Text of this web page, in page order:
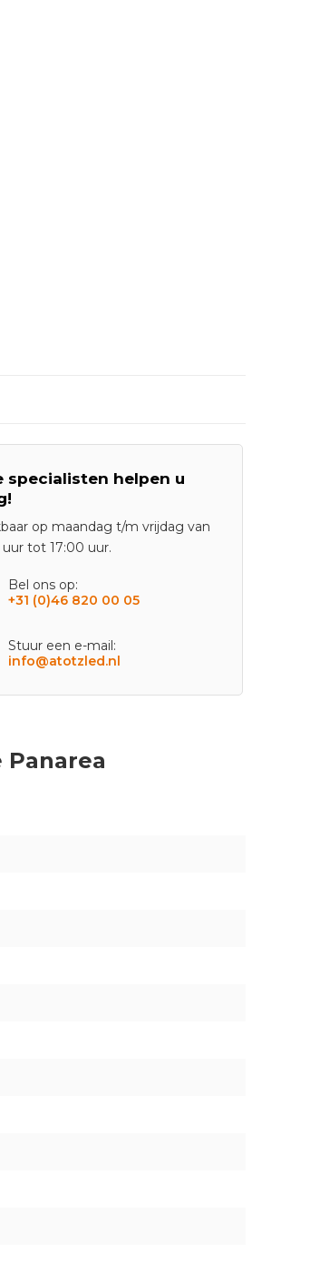
specialisten helpen u
op maandag t/m vrijdag van
tot 17:00 uur.
Bel ons op:
+31 (0)46 820 00 05
Stuur een e-mail:
info@atotzled.nl